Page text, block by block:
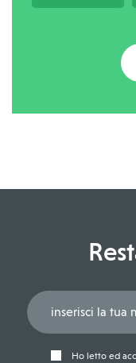
Ho letto ed